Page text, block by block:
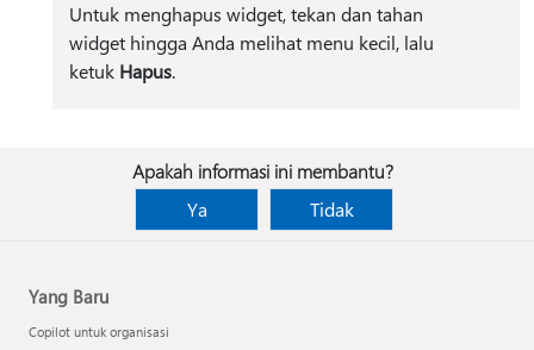
Untuk menghapus widget, tekan dan tahan
widget hingga Anda melihat menu kecil, lalu
ketuk Hapus.
Apakah informasi ini membantu?
Ya
Tidak
Yang Baru
Copilot untuk organisasi